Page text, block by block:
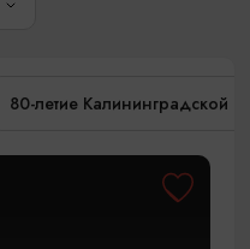
80-летие Калининградской